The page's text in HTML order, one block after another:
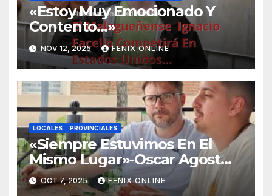
«Estoy Muy Emocionado Y
Contento…»
NOV 12, 2025 FENIX ONLINE
LOCALES PROVINCIALES
«Siempre Estuvimos En El
Mismo Lugar»-Oscar Agost
Carreño-
OCT 7, 2025 FENIX ONLINE